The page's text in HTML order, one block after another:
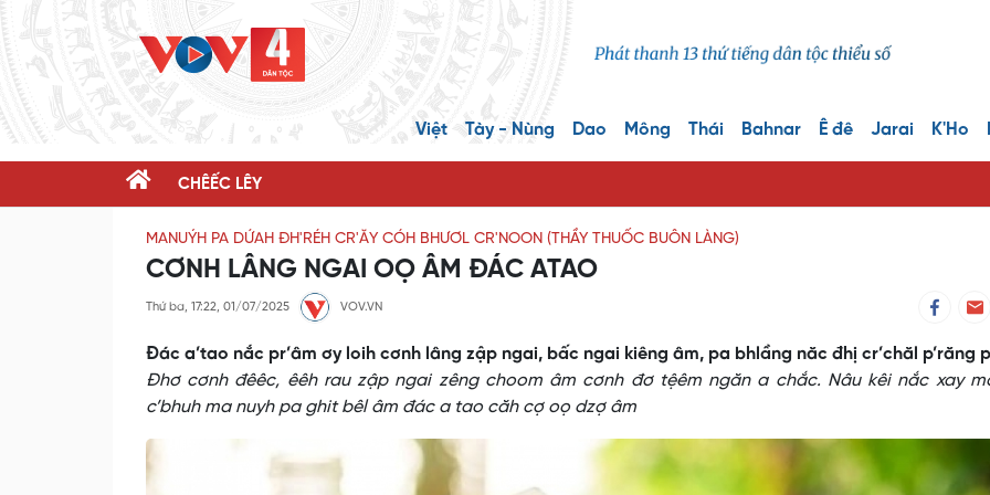
Việt Tày - Nùng Dao Mông Thái Bahnar Ê đê Jarai K'Ho
CHÊẾC LÊY
MANUÝH PA DỨAH ĐH'RÉH CR'ĂY CÓH BHƯƠL CR'NOON (THẦY THUỐC BUÔN LÀNG)
CƠNH LÂNG NGAI OỌ ÂM ĐÁC ATAO
Thứ ba, 17:22, 01/07/2025 VOV.VN
Đác a’tao nắc pr’âm ơy loih cơnh lâng zập ngai, bấc ngai kiêng âm, pa bhlầng năc đhị cr’chăl p’răng
Đhơ cơnh đêêc, êêh rau zập ngai zêng choom âm cơnh đơ tệêm ngăn a chắc. Nâu kêi nắc xay
c’bhuh ma nuyh pa ghit bêl âm đác a tao căh cợ oọ dzợ âm